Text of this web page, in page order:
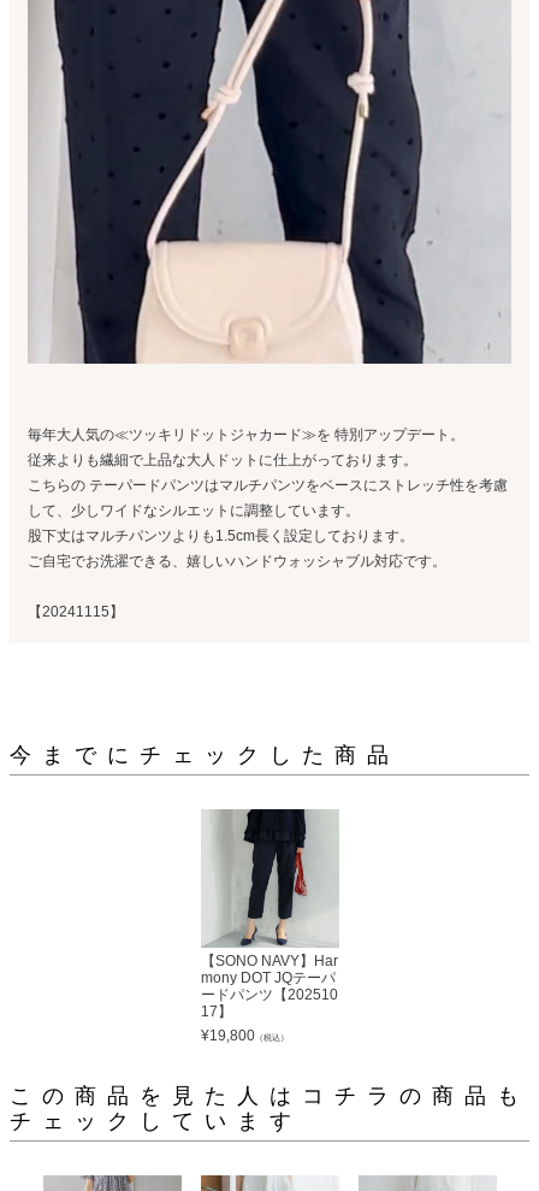
毎年大人気の≪ツッキリドットジャカード≫を 特別アップデート。
従来よりも繊細で上品な大人ドットに仕上がっております。
こちらの テーパードパンツはマルチパンツをベースにストレッチ性を考慮
して、少しワイドなシルエットに調整しています。
股下丈はマルチパンツよりも1.5cm長く設定しております。
ご自宅でお洗濯できる、嬉しいハンドウォッシャブル対応です。
【20241115】
今までにチェックした商品
【SONO NAVY】Har
mony DOT JQテーパ
ードパンツ【202510
17】
¥19,800（税込）
この商品を見た人はコチラの商品も
チェックしています